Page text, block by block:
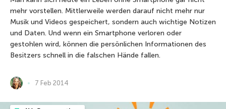
mehr vorstellen. Mittlerweile werden darauf nicht mehr nur
Musik und Videos gespeichert, sondern auch wichtige Notizen
und Daten. Und wenn ein Smartphone verloren oder
gestohlen wird, können die persönlichen Informationen des
Besitzers schnell in die falschen Hände fallen.
7 Feb 2014